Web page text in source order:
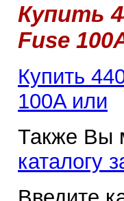
Купить
Fuse
Купить
100A или
Также Вы
каталогу